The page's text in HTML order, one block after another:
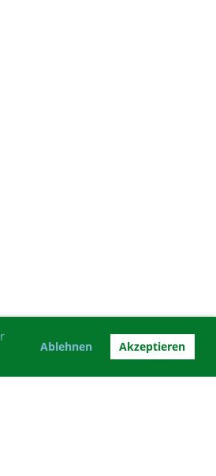
Ablehnen Akzeptieren